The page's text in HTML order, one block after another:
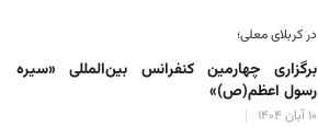
در کربلای معلی؛
برگزاری چهارمین کنفرانس بین‌المللی «سیره
رسول اعظم(ص)»
۱۰ آبان ۱۴۰۴